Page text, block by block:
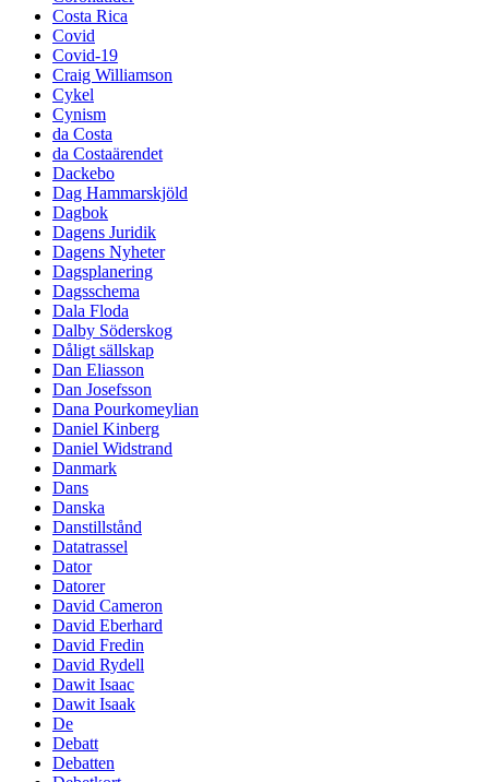
Costa Rica
Covid
Covid-19
Craig Williamson
Cykel
Cynism
da Costa
da Costaärendet
Dackebo
Dag Hammarskjöld
Dagbok
Dagens Juridik
Dagens Nyheter
Dagsplanering
Dagsschema
Dala Floda
Dalby Söderskog
Dåligt sällskap
Dan Eliasson
Dan Josefsson
Dana Pourkomeylian
Daniel Kinberg
Daniel Widstrand
Danmark
Dans
Danska
Danstillstånd
Datatrassel
Dator
Datorer
David Cameron
David Eberhard
David Fredin
David Rydell
Dawit Isaac
Dawit Isaak
De
Debatt
Debatten